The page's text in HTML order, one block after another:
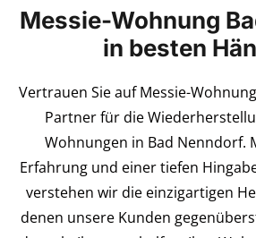
Messie-Wohnung
in besten
Vertrauen Sie auf Messie-
Partner für die
Wohnungen in Bad Nenndorf.
Erfahrung und einer tiefen
verstehen wir die einzigartigen
denen unsere Kunden